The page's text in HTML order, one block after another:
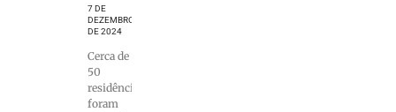
7 DE
DEZEMBRO
DE 2024
Cerca de
50
residências
foram